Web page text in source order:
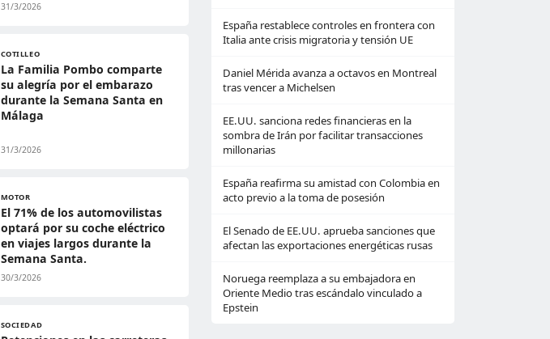
31/3/2026
COTILLEO
La Familia Pombo comparte
su alegría por el embarazo
durante la Semana Santa en
Málaga
31/3/2026
MOTOR
El 71% de los automovilistas
optará por su coche eléctrico
en viajes largos durante la
Semana Santa.
30/3/2026
SOCIEDAD
España restablece controles en frontera con
Italia ante crisis migratoria y tensión UE
Daniel Mérida avanza a octavos en Montreal
tras vencer a Michelsen
EE.UU. sanciona redes financieras en la
sombra de Irán por facilitar transacciones
millonarias
España reafirma su amistad con Colombia en
acto previo a la toma de posesión
El Senado de EE.UU. aprueba sanciones que
afectan las exportaciones energéticas rusas
Noruega reemplaza a su embajadora en
Oriente Medio tras escándalo vinculado a
Epstein